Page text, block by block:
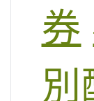
券
別